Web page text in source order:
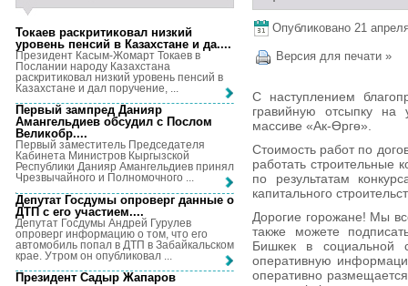
Опубликовано 21
Версия для печати »
С наступлением
гравийную отсыпку на
массиве «Ак-Өргө».
Стоимость работ по
работать строительные
по результатам
капитального
Дорогие горожане! Мы
также можете
Бишкек в социальной
оперативную
оперативно
Токаев раскритиковал низкий
уровень пенсий в Казахстане и да....
Президент Касым-Жомарт Токаев в
Послании народу Казахстана
раскритиковал низкий уровень пенсий в
Казахстане и дал поручение, ...
Первый зампред Данияр
Амангельдиев обсудил с Послом
Великобр....
Первый заместитель Председателя
Кабинета Министров Кыргызской
Республики Данияр Амангельдиев принял
Чрезвычайного и Полномочного ...
Депутат Госдумы опроверг данные о
ДТП с его участием....
Депутат Госдумы Андрей Гурулев
опроверг информацию о том, что его
автомобиль попал в ДТП в Забайкальском
крае. Утром он опубликовал ...
Президент Садыр Жапаров